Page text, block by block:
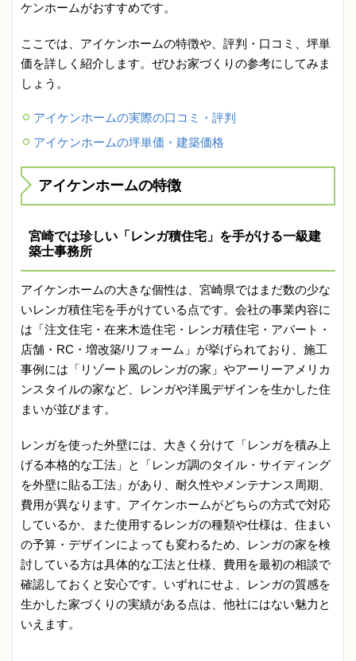
ケンホームがおすすめです。
ここでは、アイケンホームの特徴や、評判・口コミ、坪単
価を詳しく紹介します。ぜひお家づくりの参考にしてみま
しょう。
アイケンホームの実際の口コミ・評判
アイケンホームの坪単価・建築価格
アイケンホームの特徴
宮崎では珍しい「レンガ積住宅」を手がける一級建
築士事務所
アイケンホームの大きな個性は、宮崎県ではまだ数の少な
いレンガ積住宅を手がけている点です。会社の事業内容に
は「注文住宅・在来木造住宅・レンガ積住宅・アパート・
店舗・RC・増改築/リフォーム」が挙げられており、施工
事例には「リゾート風のレンガの家」やアーリーアメリカ
ンスタイルの家など、レンガや洋風デザインを生かした住
まいが並びます。
レンガを使った外壁には、大きく分けて「レンガを積み上
げる本格的な工法」と「レンガ調のタイル・サイディング
を外壁に貼る工法」があり、耐久性やメンテナンス周期、
費用が異なります。アイケンホームがどちらの方式で対応
しているか、また使用するレンガの種類や仕様は、住まい
の予算・デザインによっても変わるため、レンガの家を検
討している方は具体的な工法と仕様、費用を最初の相談で
確認しておくと安心です。いずれにせよ、レンガの質感を
生かした家づくりの実績がある点は、他社にはない魅力と
いえます。